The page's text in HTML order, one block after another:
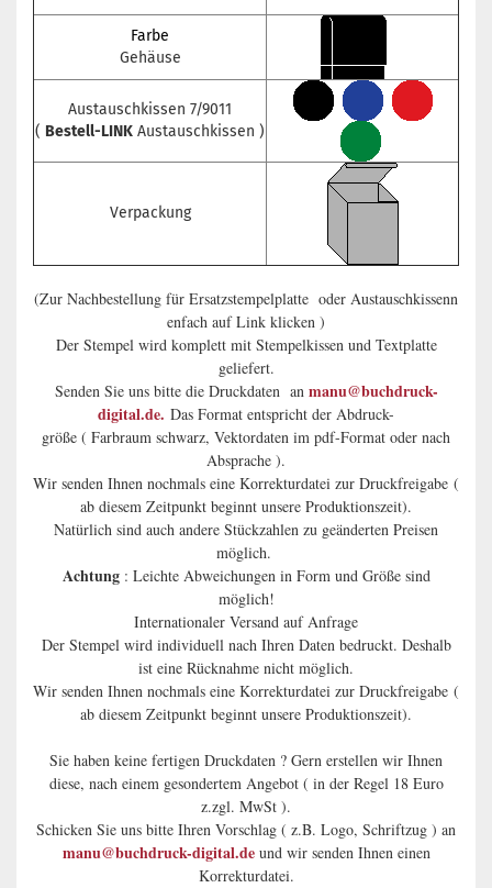
Farbe
Gehäuse
Austauschkissen 7/9011
( Bestell-LINK Austauschkissen )
Verpackung
(Zur Nachbestellung für Ersatzstempelplatte oder Austauschkissenn
enfach auf Link klicken )
Der Stempel wird komplett mit Stempelkissen und Textplatte
geliefert.
Senden Sie uns bitte die Druckdaten an manu@buchdruck-
digital.de. Das Format entspricht der Abdruck-
größe ( Farbraum schwarz, Vektordaten im pdf-Format oder nach
Absprache ).
Wir senden Ihnen nochmals eine Korrekturdatei zur Druckfreigabe (
ab diesem Zeitpunkt beginnt unsere Produktionszeit).
Natürlich sind auch andere Stückzahlen zu geänderten Preisen
möglich.
Achtung: Leichte Abweichungen in Form und Größe sind
möglich!
Internationaler Versand auf Anfrage
Der Stempel wird individuell nach Ihren Daten bedruckt. Deshalb
ist eine Rücknahme nicht möglich.
Wir senden Ihnen nochmals eine Korrekturdatei zur Druckfreigabe (
ab diesem Zeitpunkt beginnt unsere Produktionszeit).
Sie haben keine fertigen Druckdaten ? Gern erstellen wir Ihnen
diese, nach einem gesondertem Angebot ( in der Regel 18 Euro
z.zgl. MwSt ).
Schicken Sie uns bitte Ihren Vorschlag ( z.B. Logo, Schriftzug ) an
manu@buchdruck-digital.deund wir senden Ihnen einen
Korrekturdatei.